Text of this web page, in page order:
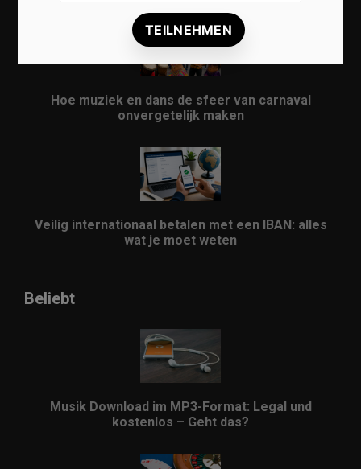
Hoe muziek en dans de sfeer van carnaval
onvergetelijk maken
Veilig internationaal betalen met een IBAN: alles
wat je moet weten
Beliebt
Musik Download im MP3-Format: Legal und
kostenlos – Geht das?